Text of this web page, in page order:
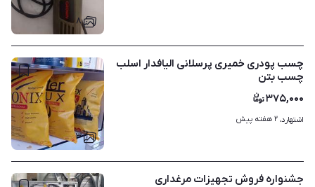
۸
۳
چسب پودری خمیری پرسلانی الیافدار اسلب
چسب بتن
۳۷۵,۰۰۰
اشتهارد، ۲ هفته پیش
جشنواره فروش تجهیزات مرغداری